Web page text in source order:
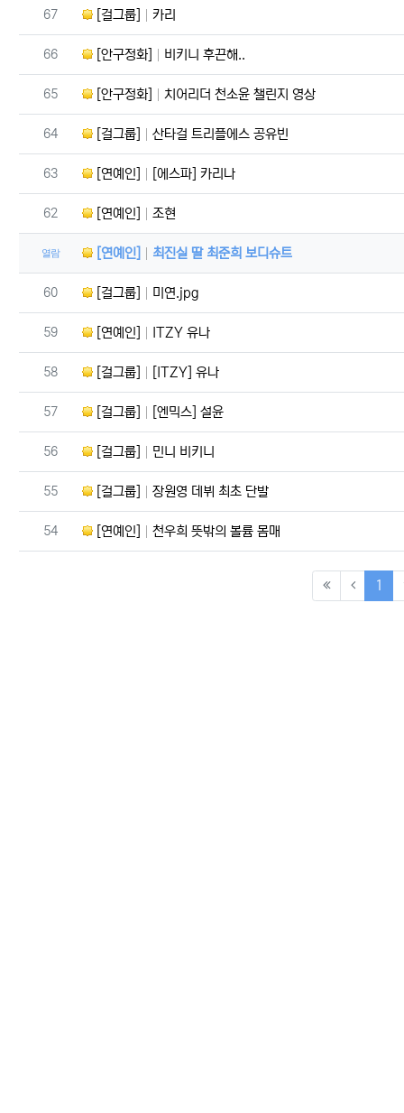
번호
67 [걸그룹] 카리
번호
66 [안구정화] 비키니 후끈해..
번호
65 [안구정화] 치어리더 천소윤 챌린지 영상
번호
64 [걸그룹] 산타걸 트리플에스 공유빈
번호
63 [연예인] [에스파] 카리나
번호
62 [연예인] 조현
열람 [연예인] 최진실 딸 최준희 보디슈트
번호
60 [걸그룹] 미연.jpg
번호
59 [연예인] ITZY 유나
번호
58 [걸그룹] [ITZY] 유나
번호
57 [걸그룹] [엔믹스] 설윤
번호
56 [걸그룹] 민니 비키니
번호
55 [걸그룹] 장원영 데뷔 최초 단발
번호
54 [연예인] 천우희 뜻밖의 볼륨 몸매
1